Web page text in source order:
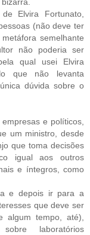
Elvira Fortunato,
(não deve ter
semelhante
não poderia ser
qual usei Elvira
que não levanta
dúvida sobre o
e políticos,
um ministro, desde
que toma decisões
igual aos outros
e íntegros, como
e depois ir para a
que deve ser
algum tempo, até),
laboratórios